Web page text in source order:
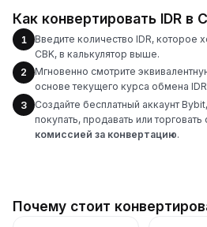
Как конвертировать IDR в
1
Введите количество IDR, которое
CBK, в калькулятор выше.
2
Мгновенно смотрите
основе текущего курса обмена IDR
3
Создайте бесплатный аккаунт
покупать, продавать или
комиссией за конвертацию.
Почему стоит